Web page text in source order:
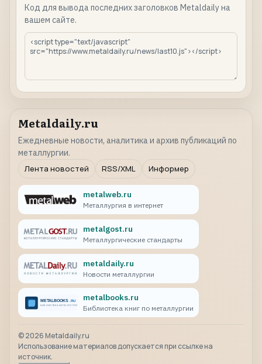
Код для вывода последних заголовков Metaldaily на
вашем сайте.
Metaldaily.ru
Ежедневные новости, аналитика и архив публикаций по
металлургии.
Лента новостей
RSS/XML Информер
metalweb.ru
Металлургия в интернет
metalgost.ru
Металлургические стандарты
metaldaily.ru
Новости металлургии
metalbooks.ru
Библиотека книг по металлургии
©2026 Metaldaily.ru
Использование материалов допускается при ссылке на
источник.